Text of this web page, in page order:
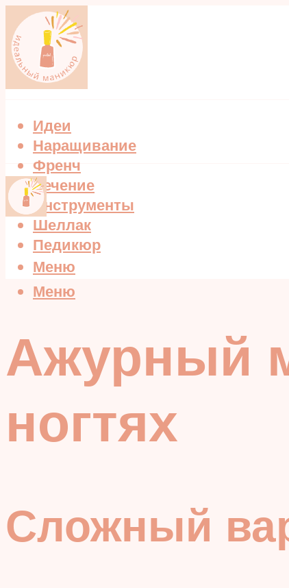
Идеи
Наращивание
Френч
Лечение
Инструменты
Шеллак
Педикюр
Меню
Меню
Ажурный
ногтях
Сложный